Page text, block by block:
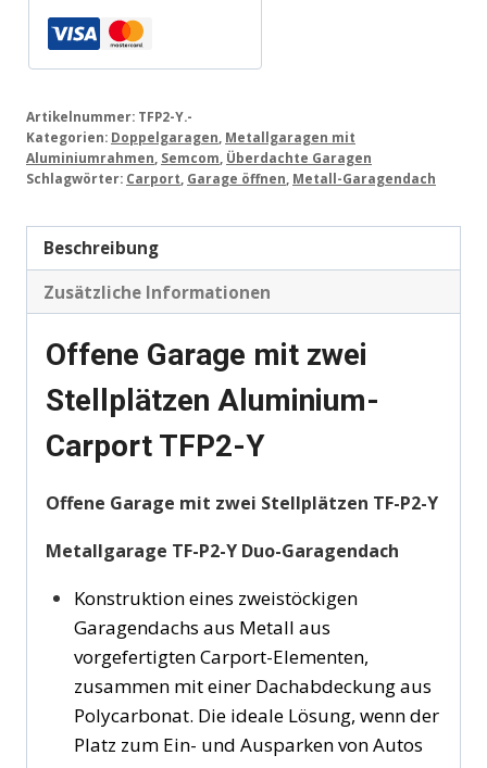
Artikelnummer: TFP2-Y.-
Kategorien: Doppelgaragen Metallgaragen mit
Aluminiumrahmen Semcom Überdachte Garagen
Schlagwörter: Carport Garage öffnen Metall-Garagendach
Beschreibung
Zusätzliche Informationen
Offene Garage mit zwei
Stellplätzen Aluminium-
Carport TFP2-Y
Offene Garage mit zwei Stellplätzen TF-P2-Y
Metallgarage TF-P2-Y Duo-Garagendach
Konstruktion eines zweistöckigen
Garagendachs aus Metall aus
vorgefertigten Carport-Elementen,
zusammen mit einer Dachabdeckung aus
Polycarbonat. Die ideale Lösung, wenn der
Platz zum Ein- und Ausparken von Autos